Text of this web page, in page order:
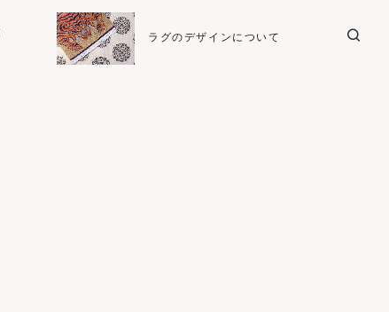
ラグのデザインについて